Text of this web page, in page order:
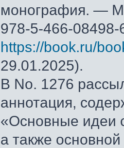
монография. —
978-5-466-
https://book.ru/
29.01.2025).
В No. 1276
аннотация,
«Основные идеи
а также